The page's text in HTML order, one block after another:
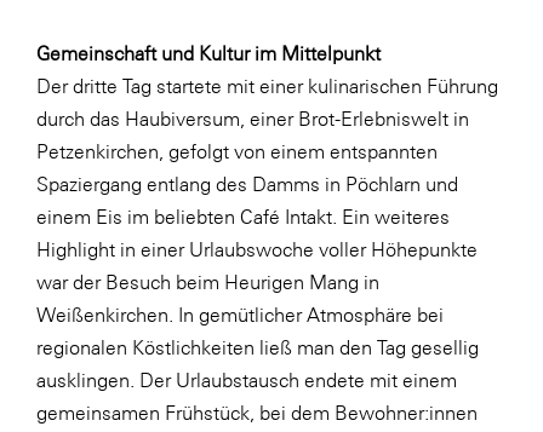
VALETTA
Verband Druck Medien Österreich
Wirtschaftskammer Salzburg
WKS Fachgruppe Fahrzeughandel und
Fahrzeugtechnik
WKS Fachgruppe Finanzdienstleister
WK UBIT
Zühlke
Media
Gemeinschaft und Kultur im Mittelpunkt
Der dritte Tag startete mit einer kulinarischen Führung
durch das Haubiversum, einer Brot-Erlebniswelt in
Petzenkirchen, gefolgt von einem entspannten
Spaziergang entlang des Damms in Pöchlarn und
einem Eis im beliebten Café Intakt. Ein weiteres
Highlight in einer Urlaubswoche voller Höhepunkte
war der Besuch beim Heurigen Mang in
Weißenkirchen. In gemütlicher Atmosphäre bei
regionalen Köstlichkeiten ließ man den Tag gesellig
ausklingen. Der Urlaubstausch endete mit einem
gemeinsamen Frühstück, bei dem Bewohner:innen